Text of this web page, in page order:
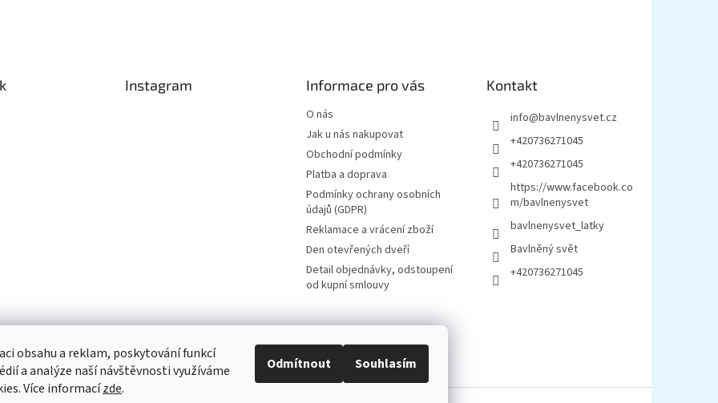
obsahu a reklam, poskytování funkcí
a analýze naší návštěvnosti využíváme
Více informacízde.
Odmítnout Souhlasím
Instagram Informace pro vás
O nás
Jak u nás nakupovat
Obchodní podmínky
Platba a doprava
Podmínky ochrany osobních
údajů (GDPR)
Reklamace a vrácení zboží
Den otevřených dveří
Detail objednávky, odstoupení
od kupní smlouvy
Kontakt
info@bavlnenysvet.cz
+420736271045
+420736271045
https://www.facebook.co
m/bavlnenysvet
bavlnenysvet_latky
Bavlněný svět
+420736271045